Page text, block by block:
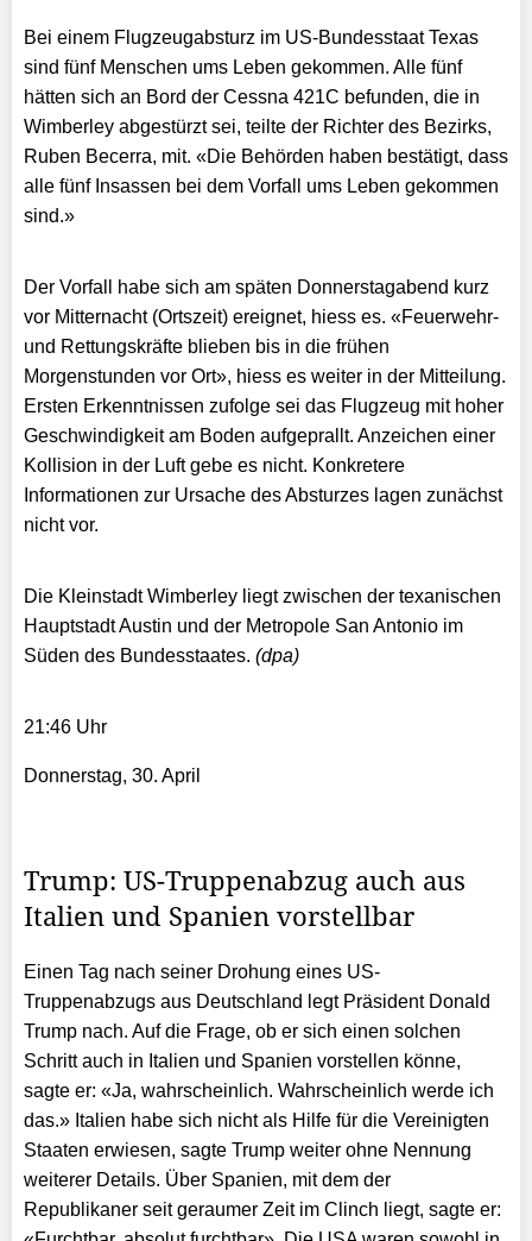
Bei einem Flugzeugabsturz im US-Bundesstaat Texas
sind fünf Menschen ums Leben gekommen. Alle fünf
hätten sich an Bord der Cessna 421C befunden, die in
Wimberley abgestürzt sei, teilte der Richter des Bezirks,
Ruben Becerra, mit. «Die Behörden haben bestätigt, dass
alle fünf Insassen bei dem Vorfall ums Leben gekommen
sind.»
Der Vorfall habe sich am späten Donnerstagabend kurz
vor Mitternacht (Ortszeit) ereignet, hiess es. «Feuerwehr-
und Rettungskräfte blieben bis in die frühen
Morgenstunden vor Ort», hiess es weiter in der Mitteilung.
Ersten Erkenntnissen zufolge sei das Flugzeug mit hoher
Geschwindigkeit am Boden aufgeprallt. Anzeichen einer
Kollision in der Luft gebe es nicht. Konkretere
Informationen zur Ursache des Absturzes lagen zunächst
nicht vor.
Die Kleinstadt Wimberley liegt zwischen der texanischen
Hauptstadt Austin und der Metropole San Antonio im
Süden des Bundesstaates. (dpa)
21:46 Uhr
Donnerstag, 30. April
Trump: US-Truppenabzug auch aus
Italien und Spanien vorstellbar
Einen Tag nach seiner Drohung eines US-
Truppenabzugs aus Deutschland legt Präsident Donald
Trump nach. Auf die Frage, ob er sich einen solchen
Schritt auch in Italien und Spanien vorstellen könne,
sagte er: «Ja, wahrscheinlich. Wahrscheinlich werde ich
das.» Italien habe sich nicht als Hilfe für die Vereinigten
Staaten erwiesen, sagte Trump weiter ohne Nennung
weiterer Details. Über Spanien, mit dem der
Republikaner seit geraumer Zeit im Clinch liegt, sagte er: